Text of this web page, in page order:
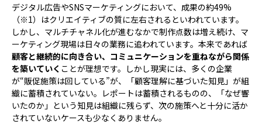
デジタル広告やSNSマーケティングにおいて、成果の約49%
（※1）はクリエイティブの質に左右されるといわれています。
しかし、マルチチャネル化が進むなかで制作点数は増え続け、マ
ーケティング現場は日々の業務に追われています。本来であれば
顧客と継続的に向き合い、コミュニケーションを重ねながら関係
を築いていく ことが理想です。しかし現実には、多くの企業
が“販促施策は回している”が、「顧客理解に基づいた知見」が組
織に蓄積されていない。レポートは蓄積されるものの、「なぜ響
いたのか」という知見は組織に残らず、次の施策へと十分に活か
されていないケースも少なくありません。